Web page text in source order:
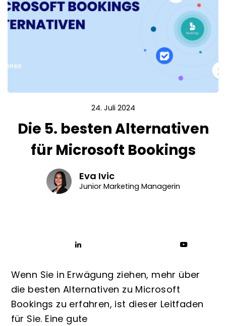
24. Juli 2024
Die 5. besten Alternativen
für Microsoft Bookings
Eva Ivic
Junior Marketing Managerin
Wenn Sie in Erwägung ziehen, mehr über
die besten Alternativen zu Microsoft
Bookings zu erfahren, ist dieser Leitfaden
für Sie. Eine gute